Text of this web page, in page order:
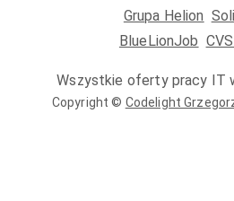
Grupa Helion
BlueLionJob
Wszystkie oferty pracy IT
Copyright © Codelight